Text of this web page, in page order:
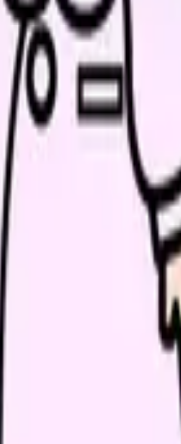
既往、服薬、生活背景を総合して見る必要がありま
チェック
明や同意が課題になります。
は「手続きの説明係」になりすぎず、必要な窓口
だし、現場では同意、説明、情報の限界、システ
、自分の状況を投稿できます。